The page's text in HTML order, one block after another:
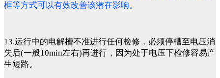
框等方式可以有效改善该潜在影响。
13.运行中的电解槽不准进行任何检修，必须停槽至电压消
失后(一般10min左右)再进行，因为处于电压下检修容易产
生短路。